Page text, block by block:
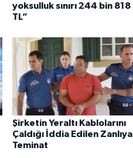
yoksulluk sınırı 244 bin 818
TL”
Şirketin Yeraltı Kablolarını
Çaldığı İddia Edilen Zanlıya
Teminat